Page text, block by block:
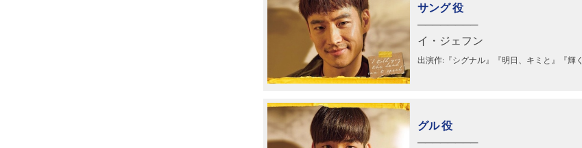
サング 役
────────
イ・ジェフン
出演作:『シグナル』『明日、キミと』『輝
グル 役
────────